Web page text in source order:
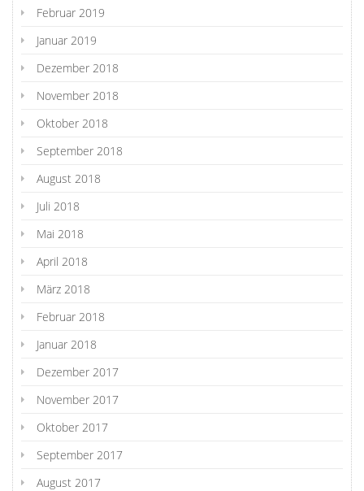
Februar 2019
Januar 2019
Dezember 2018
November 2018
Oktober 2018
September 2018
August 2018
Juli 2018
Mai 2018
April 2018
März 2018
Februar 2018
Januar 2018
Dezember 2017
November 2017
Oktober 2017
September 2017
August 2017